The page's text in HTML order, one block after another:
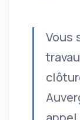
Vous